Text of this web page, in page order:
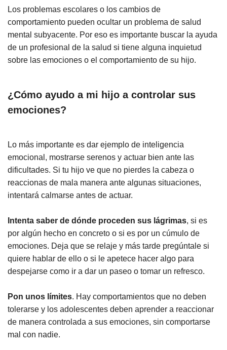
Los problemas escolares o los cambios de
comportamiento pueden ocultar un problema de salud
mental subyacente. Por eso es importante buscar la ayuda
de un profesional de la salud si tiene alguna inquietud
sobre las emociones o el comportamiento de su hijo.
¿Cómo ayudo a mi hijo a controlar sus
emociones?
Lo más importante es dar ejemplo de inteligencia
emocional, mostrarse serenos y actuar bien ante las
dificultades. Si tu hijo ve que no pierdes la cabeza o
reaccionas de mala manera ante algunas situaciones,
intentará calmarse antes de actuar.
Intenta saber de dónde proceden sus lágrimas, si es
por algún hecho en concreto o si es por un cúmulo de
emociones. Deja que se relaje y más tarde pregúntale si
quiere hablar de ello o si le apetece hacer algo para
despejarse como ir a dar un paseo o tomar un refresco.
Pon unos límites. Hay comportamientos que no deben
tolerarse y los adolescentes deben aprender a reaccionar
de manera controlada a sus emociones, sin comportarse
mal con nadie.